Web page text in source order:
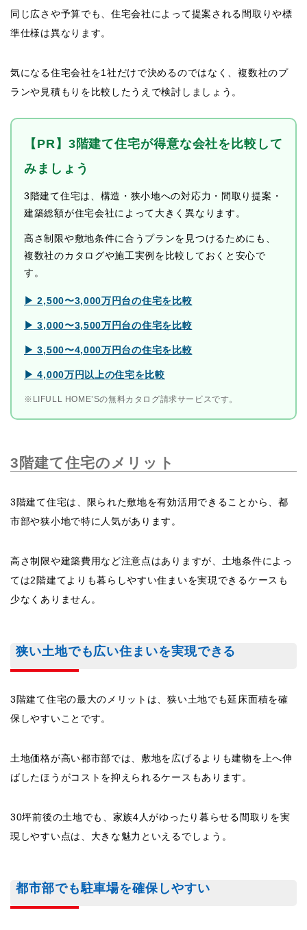
同じ広さや予算でも、住宅会社によって提案される間取りや標
準仕様は異なります。
気になる住宅会社を1社だけで決めるのではなく、複数社のプ
ランや見積もりを比較したうえで検討しましょう。
【PR】3階建て住宅が得意な会社を比較して
みましょう
3階建て住宅は、構造・狭小地への対応力・間取り提案・
建築総額が住宅会社によって大きく異なります。
高さ制限や敷地条件に合うプランを見つけるためにも、
複数社のカタログや施工実例を比較しておくと安心で
す。
▶ 2,500〜3,000万円台の住宅を比較
▶ 3,000〜3,500万円台の住宅を比較
▶ 3,500〜4,000万円台の住宅を比較
▶ 4,000万円以上の住宅を比較
※LIFULL HOME’Sの無料カタログ請求サービスです。
3階建て住宅のメリット
3階建て住宅は、限られた敷地を有効活用できることから、都
市部や狭小地で特に人気があります。
高さ制限や建築費用など注意点はありますが、土地条件によっ
ては2階建てよりも暮らしやすい住まいを実現できるケースも
少なくありません。
狭い土地でも広い住まいを実現できる
3階建て住宅の最大のメリットは、狭い土地でも延床面積を確
保しやすいことです。
土地価格が高い都市部では、敷地を広げるよりも建物を上へ伸
ばしたほうがコストを抑えられるケースもあります。
30坪前後の土地でも、家族4人がゆったり暮らせる間取りを実
現しやすい点は、大きな魅力といえるでしょう。
都市部でも駐車場を確保しやすい